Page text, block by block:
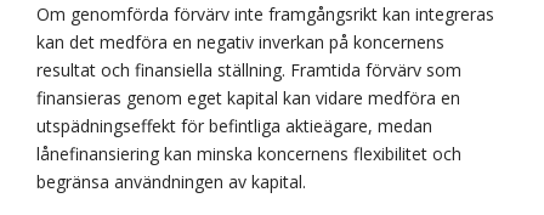
Om genomförda förvärv inte framgångsrikt kan integreras
kan det medföra en negativ inverkan på koncernens
resultat och finansiella ställning. Framtida förvärv som
finansieras genom eget kapital kan vidare medföra en
utspädningseffekt för befintliga aktieägare, medan
lånefinansiering kan minska koncernens flexibilitet och
begränsa användningen av kapital.